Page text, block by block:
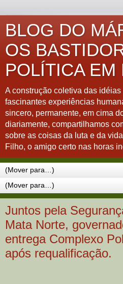
BLOG DO
OS
POLÍTICA EM
A construção coletiva das
fascinantes experiências
sincero, permanente, em cima
diariamente, compartilhamos
sobre as coisas da luta e da
Filho, o amigo certo nas horas
Juntos pela
Mata Norte,
entrega Complexo
após requalificação.